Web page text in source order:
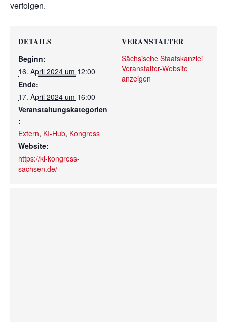
verfolgen.
DETAILS
Beginn:
16. April 2024 um 12:00
Ende:
17. April 2024 um 16:00
Veranstaltungskategorien
:
Extern, KI-Hub, Kongress
Website:
https://ki-kongress-
sachsen.de/
VERANSTALTER
Sächsische Staatskanzlei
Veranstalter-Website
anzeigen